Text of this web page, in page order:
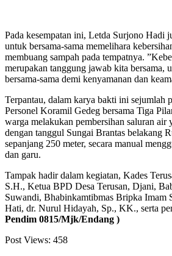
Pada kesempatan ini, Letda Surjono Hadi
untuk bersama-sama memelihara
membuang sampah pada tempatnya.
merupakan tanggung jawab kita bersama,
bersama-sama demi kenyamanan dan
Terpantau, dalam karya bakti ini sejumlah
Personel Koramil Gedeg bersama Tiga
warga melakukan pembersihan saluran air
dengan tanggul Sungai Brantas belakang
sepanjang 250 meter, secara manual
dan garu.
Tampak hadir dalam kegiatan, Kades
S.H., Ketua BPD Desa Terusan, Djani,
Suwandi, Bhabinkamtibmas Bripka Imam
Hati, dr. Nurul Hidayah, Sp., KK., serta
Pendim 0815/Mjk/Endang )
Post Views: 458